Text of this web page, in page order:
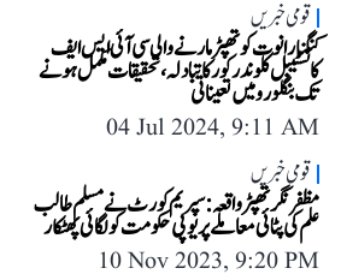
قومی خبریں
کنگنا رانوت کو تھپڑ مارنے والی سی آئی ایس ایف
کانسٹیبل کلوندر کور کا تبادلہ، تحقیقات مکمل ہونے
تک بنگلورو میں تعیناتی
04 Jul 2024, 9:11 AM
قومی خبریں
مظفر نگر تھپڑ واقعہ: سپریم کورٹ نے مسلم طالب
علم کی پٹائی معاملے پر یوپی حکومت کو لگائی پھٹکار
10 Nov 2023, 9:20 PM